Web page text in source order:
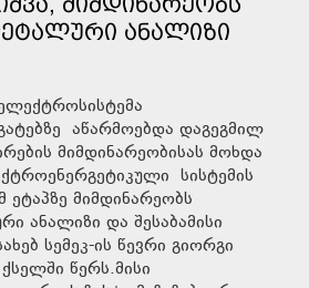
ᲐᲜᲐᲚᲘᲖᲘ
აწარმოებდა დაგეგმილ
მიმდინარეობისას მოხდა
სისტემის
მიმდინარეობს
ანალიზი და შესაბამისი
სემეკ-ის წევრი გიორგი
წერს.მისი